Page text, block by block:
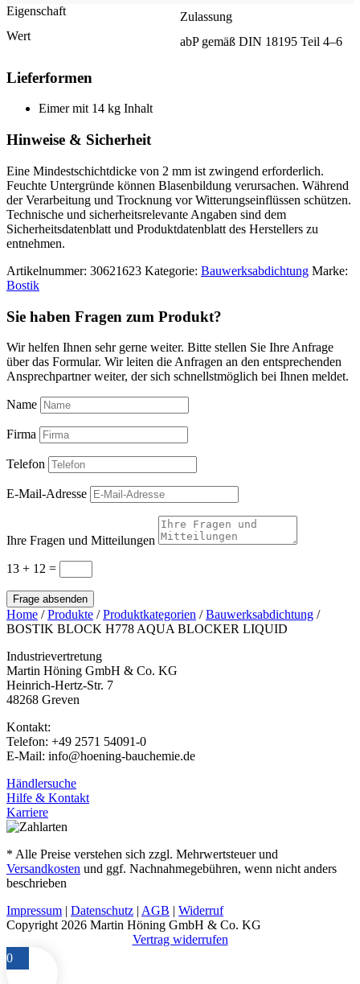
Zulassung
abP gemäß DIN 18195 Teil 4–6
Lieferformen
Eimer mit 14 kg Inhalt
Hinweise & Sicherheit
Eine Mindestschichtdicke von 2 mm ist zwingend erforderlich.
Feuchte Untergründe können Blasenbildung verursachen. Während
der Verarbeitung und Trocknung vor Witterungseinflüssen schützen.
Technische und sicherheitsrelevante Angaben sind dem
Sicherheitsdatenblatt und Produktdatenblatt des Herstellers zu
entnehmen.
Artikelnummer: 30621623 Kategorie: Bauwerksabdichtung Marke:
Bostik
Sie haben Fragen zum Produkt?
Wir helfen Ihnen sehr gerne weiter. Bitte stellen Sie Ihre Anfrage
über das Formular. Wir leiten die Anfragen an den entsprechenden
Ansprechpartner weiter, der sich schnellstmöglich bei Ihnen meldet.
Name
Firma
Telefon
E-Mail-Adresse
Ihre Fragen und Mitteilungen
13 + 12 =
Frage absenden
Home /Produkte /Produktkategorien /Bauwerksabdichtung /
BOSTIK BLOCK H778 AQUA BLOCKER LIQUID
Industrievertretung
Martin Höning GmbH & Co. KG
Heinrich-Hertz-Str. 7
48268 Greven
Kontakt:
Telefon: +49 2571 54091-0
E-Mail: info@hoening-bauchemie.de
Händlersuche
Hilfe & Kontakt
Karriere
* Alle Preise verstehen sich zzgl. Mehrwertsteuer und
Versandkosten und ggf. Nachnahmegebühren, wenn nicht anders
beschrieben
Impressum | Datenschutz | AGB | Widerruf
Copyright 2026 Martin Höning GmbH & Co. KG
Vertrag widerrufen
0